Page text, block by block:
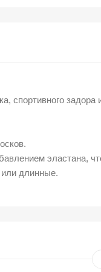
спортивного задора
эластана,
или длинные.